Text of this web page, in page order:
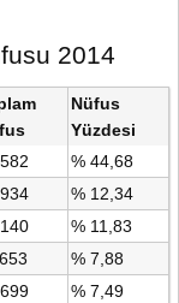
2014
Nüfus
Yüzdesi
% 44,68
% 12,34
% 11,83
% 7,88
% 7,49